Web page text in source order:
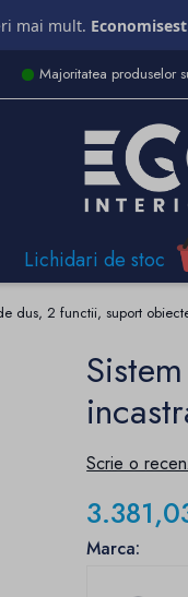
mai mult.
Majoritatea produselor
Lichidari de stoc
dus, 2 functii, suport
Scrie o
Marca: